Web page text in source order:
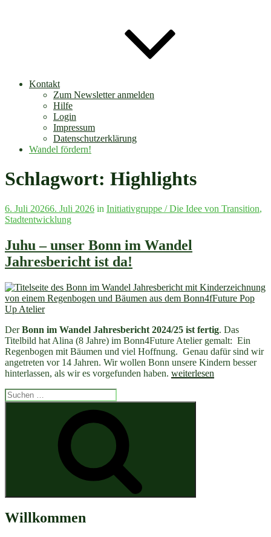
Kontakt
Zum Newsletter anmelden
Hilfe
Login
Impressum
Datenschutzerklärung
Wandel fördern!
Schlagwort: Highlights
Veröffentlicht
am
6. Juli 20266. Juli 2026 in Initiativgruppe / Die Idee von Transition,
Stadtentwicklung
Juhu – unser Bonn im Wandel
Jahresbericht ist da!
DerBonn im Wandel Jahresbericht 2024/25 ist fertig. Das
Titelbild hat Alina (8 Jahre) im Bonn4Future Atelier gemalt: Ein
Regenbogen mit Bäumen und viel Hoffnung. Genau dafür sind wir
angetreten vor 14 Jahren. Wir wollen Bonn unsere Kindern besser
hinterlassen, als wir es vorgefunden haben. „Juhu
Bonn
weiterlesen
Suchen
nach:
Willkommen